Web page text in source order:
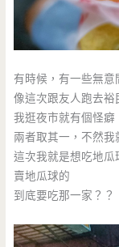
有時候，有一些無
像這次跟友人跑去裕
我逛夜市就有個怪
兩者取其一，不然我
這次我就是想吃地
賣地瓜球的
到底要吃那一家？？